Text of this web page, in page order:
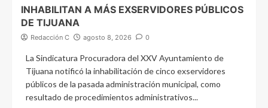
INHABILITAN A MÁS EXSERVIDORES PÚBLICOS
DE TIJUANA
Redacción C agosto 8, 2026 0
La Sindicatura Procuradora del XXV Ayuntamiento de
Tijuana notificó la inhabilitación de cinco exservidores
públicos de la pasada administración municipal, como
resultado de procedimientos administrativos...